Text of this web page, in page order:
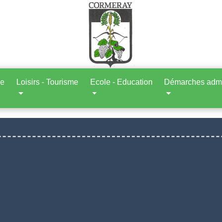
Loisirs - Tourisme Ecole - Education Démarches